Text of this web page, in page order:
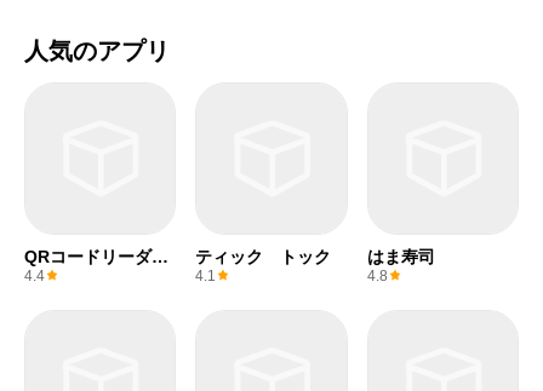
人気のアプリ
QRコードリーダー
(無料)
4.4
ティック トック
4.1
はま寿司
4.8